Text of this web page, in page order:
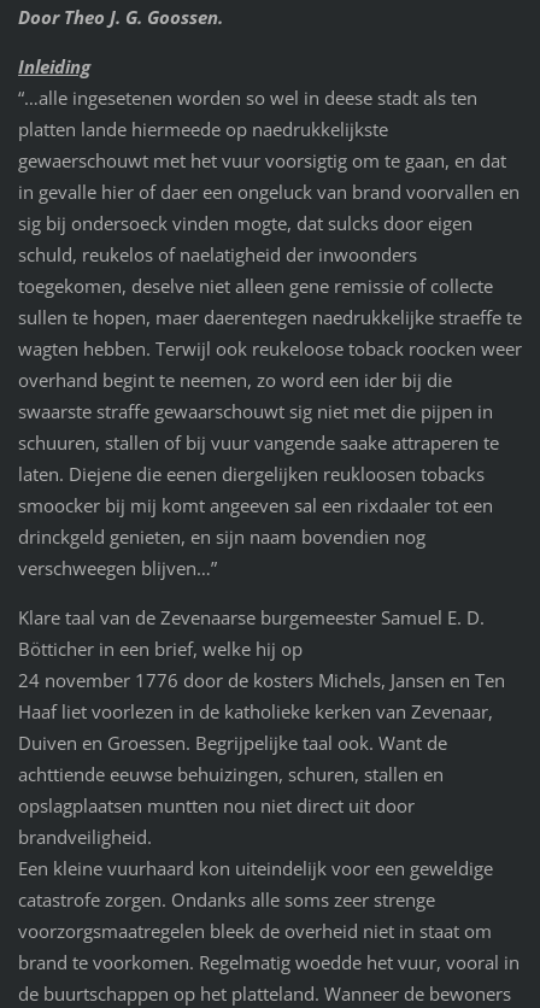
Door Theo J. G. Goossen.
Inleiding
“…alle ingesetenen worden so wel in deese stadt als ten
platten lande hiermeede op naedrukkelijkste
gewaerschouwt met het vuur voorsigtig om te gaan, en dat
in gevalle hier of daer een ongeluck van brand voorvallen en
sig bij ondersoeck vinden mogte, dat sulcks door eigen
schuld, reukelos of naelatigheid der inwoonders
toegekomen, deselve niet alleen gene remissie of collecte
sullen te hopen, maer daerentegen naedrukkelijke straeffe te
wagten hebben. Terwijl ook reukeloose toback roocken weer
overhand begint te neemen, zo word een ider bij die
swaarste straffe gewaarschouwt sig niet met die pijpen in
schuuren, stallen of bij vuur vangende saake attraperen te
laten. Diejene die eenen diergelijken reukloosen tobacks
smoocker bij mij komt angeeven sal een rixdaaler tot een
drinckgeld genieten, en sijn naam bovendien nog
verschweegen blijven…”
Klare taal van de Zevenaarse burgemeester Samuel E. D.
Bötticher in een brief, welke hij op
24 november 1776 door de kosters Michels, Jansen en Ten
Haaf liet voorlezen in de katholieke kerken van Zevenaar,
Duiven en Groessen. Begrijpelijke taal ook. Want de
achttiende eeuwse behuizingen, schuren, stallen en
opslagplaatsen muntten nou niet direct uit door
brandveiligheid.
Een kleine vuurhaard kon uiteindelijk voor een geweldige
catastrofe zorgen. Ondanks alle soms zeer strenge
voorzorgsmaatregelen bleek de overheid niet in staat om
brand te voorkomen. Regelmatig woedde het vuur, vooral in
de buurtschappen op het platteland. Wanneer de bewoners